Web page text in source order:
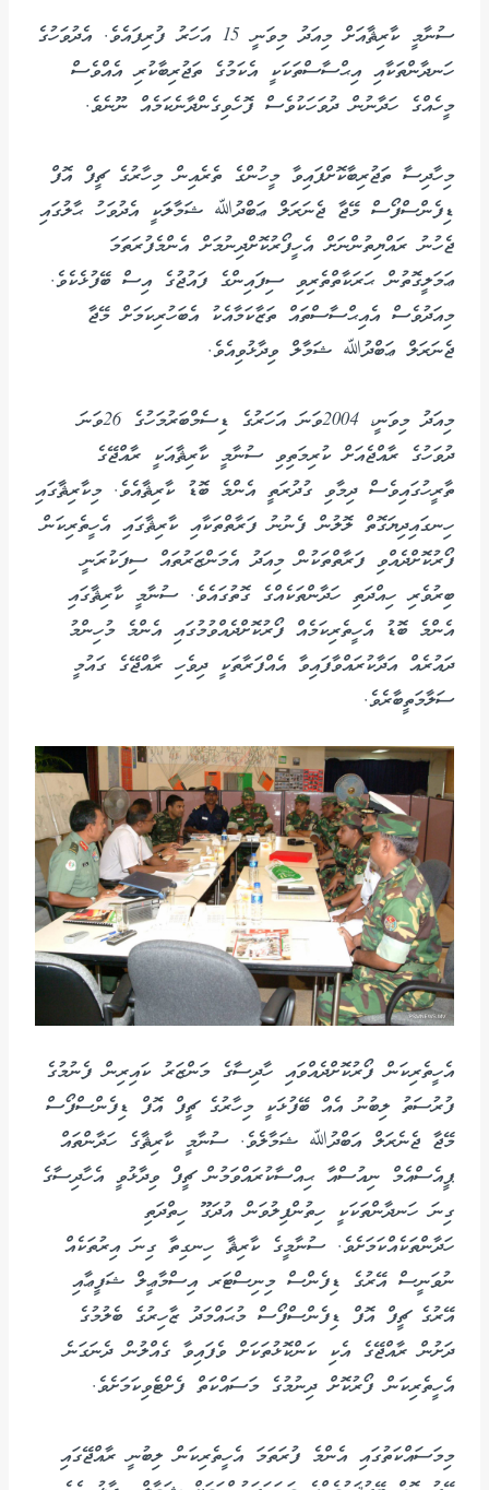
ސުނާމީ ކާރިޘާއަށް މިއަދު މިވަނީ 15 އަހަރު ފުރިފައެވެ. އެދުވަހުގެ
ހަނދާންތަކާއި އިޙްސާސްތަކަކީ އެކަމުގެ ތަޖުރިބާކުރި އެއްވެސް
މީހެއްގެ ހަދާނުން ދުވަހަކުވެސް ފޮހެވިގެންދާނެކަމެއް ނޫނެވެ.
މިހާދިސާ ތަޖުރިބާކޮށްފައިވާ މީހުންގެ ތެރެއިން މިހާރުގެ ޗީފް އޮފް
ޑިފެންސްފޯސް މޭޖާ ޖެނަރަލް ޢަބްދުﷲ ޝަމާލަކީ އެދުވަހު ޙާލުގައި
ޖެހުނު ރައްޔިތުންނަށް އެހީފޯރުކޮށްދިނުމަށް އެންމެފުރަތަމަ
ޢަމަލީގޮތުން ޙަރަކާތްތެރިވި ސިފައިންގެ ފައުޖުގެ އިސް ބޭފުޅެކެވެ.
މިއަދުވެސް އެއިޙްސާސްތައް ތަޒާކަމާއެކު އެބަހުރިކަމަށް މޭޖާ
ޖެނަރަލް ޢަބްދުﷲ ޝަމާލް ވިދާޅުވިއެވެ.
މިއަދު މިވަނީ، 2004ވަނަ އަހަރުގެ ޑިސެމްބަރުމަހުގެ 26ވަނަ
ދުވަހުގެ ރާއްޖެއަށް ކުރިމަތިވި ސުނާމީ ކާރިޘާއަކީ ރާއްޖޭގެ
ތާރީހުގައިވެސް ދިމާވި ގުދުރަތީ އެންމެ ބޮޑު ކާރިޘާއެވެ. މިކާރިޘާގައި
ހިނގައިދިޔަގޮތް ލޮލުން ފެނުނު ފަރާތްތަކާއި ކާރިޘާގައި އެހީތެރިކަން
ފޯރުކޮށްދެއްވި ފަރާތްތަކުން މިއަދު އެމަންޒަރުތައް ސިފަކުރަނީ
ބިރުވެރި ހިއްދަތި ހަދާންތަކެއްގެ ގޮތުގައެވެ. ސުނާމީ ކާރިޘާގައި
އެންމެ ބޮޑު އެހީތެރިކަމެއް ފޯރުކޮށްދެއްވުމުގައި އެންމެ މުހިންމު
ދައުރެއް އަދާކުރައްވާފައިވާ އެއްފަރާތަކީ ދިވެހި ރާއްޖޭގެ ގައުމީ
ސަލާމަތީބާރެވެ.
އެހީތެރިކަން ފޯރުކޮށްދެއްވައި ހާދިސާގެ މަންޒަރު ކައިރިން ފެނުމުގެ
ފުރުސަތު ލިބުނު އެއް ބޭފުޅަކީ މިހާރުގެ ޗީފް އޮފް ޑިފެންސްފޯސް
މޭޖާ ޖެނެރަލް އަބްދުﷲ ޝަމާލެވެ. ސުނާމީ ކާރިޘާގެ ހަދާންތައް
ޕީއެސްއެމް ނިއުސްއާ ޙިއްސާކުރައްވަމުން ޗީފް ވިދާޅުވީ އެހާދިސާގެ
ގިނަ ހަނދާންތަކަކީ ހިތުންފިލުވަން އުދަގޫ ހިތްދަތި
ހަދާންތަކެއްކަމަށެވެ. ސުނާމީގެ ކާރިޘާ ހިނގިތާ ގިނަ އިރުތަކެއް
ނުވަނީސް އޭރުގެ ޑިފެންސް މިނިސްޓަރ އިސްމާޢީލް ޝަފީޢާއި
އޭރުގެ ޗީފް އޮފް ޑިފެންސްފޯސް މުޙައްމަދު ޒާހިރުގެ ބެލުމުގެ
ދަށުން ރާއްޖޭގެ އެކި ކަންކޮޅުތަކަށް ވެފައިވާ ގެއްލުން ދެނަގަނެ
އެހީތެރިކަން ފޯރުކޮށް ދިނުމުގެ މަސައްކަތް ފެށްޓެވިކަމަށެވެ.
މިމަސައްކަތުގައި އެންމެ ފުރަތަމަ އެހީތެރިކަން ލިބުނީ ރާއްޖޭގައި